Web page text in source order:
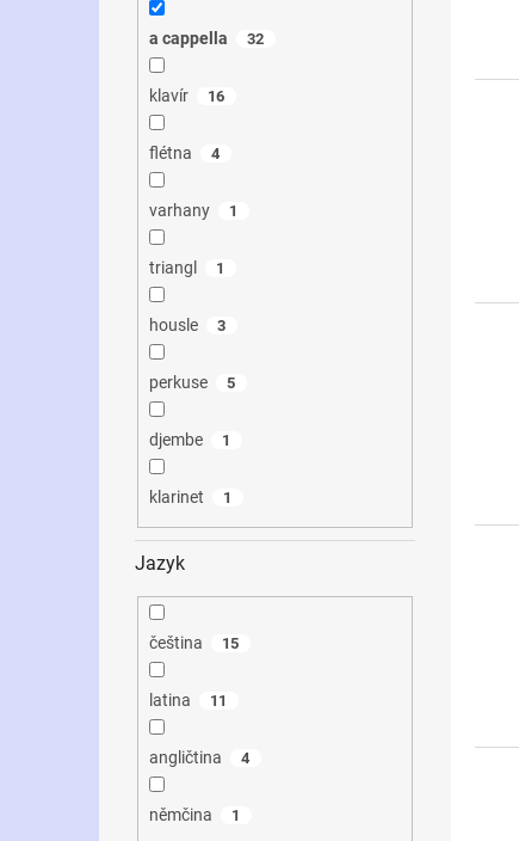
a cappella 32
klavír 16
flétna 4
varhany 1
triangl 1
housle 3
perkuse 5
djembe 1
klarinet 1
Jazyk
čeština 15
latina 11
angličtina 4
němčina 1